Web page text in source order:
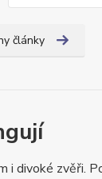
články
divoké zvěři.